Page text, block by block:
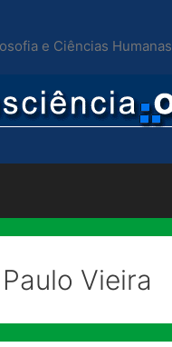
e Ciências Humanas
Vieira